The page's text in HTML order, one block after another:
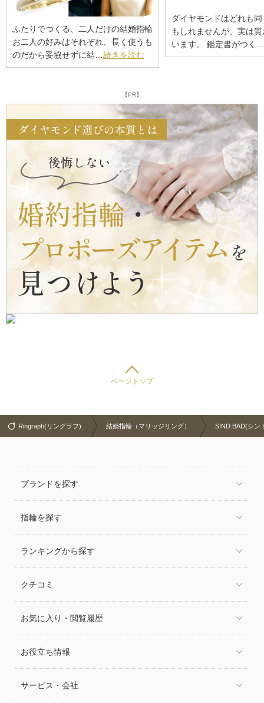
ふたりでつくる、二人だけの結婚指輪
お二人の好みはそれぞれ、長く使うも
のだから妥協せずに結… 続きを読む
ダイヤモンドはどれも
もしれませんが、実は
います。 鑑定書がつく…
【PR】
ページトップ
Ringraph(リングラフ) 結婚指輪（マリッジリング） SIND BAD(シン
ブランドを探す
指輪を探す
ランキングから探す
クチコミ
お気に入り・閲覧履歴
お役立ち情報
サービス・会社